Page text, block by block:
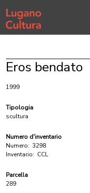
Home page
Eros bendato
1999
Tipologia
scultura
Numero d'inventario
Numero: 3298
Inventario: CCL
Parcella
289